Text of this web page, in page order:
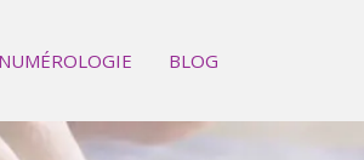
NUMÉROLOGIE BLOG